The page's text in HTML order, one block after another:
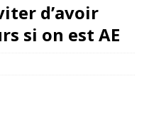
d’avoir
si on est AE